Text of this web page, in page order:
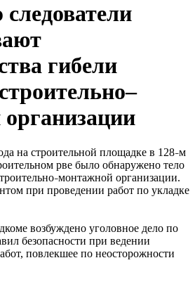
гибели
на строительной площадке в 128–м
рве было обнаружено тело
–монтажной организации.
при проведении работ по укладке
возбуждено уголовное дело по
безопасности при ведении
повлекшее по неосторожности